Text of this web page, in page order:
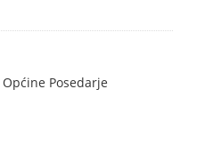
Posedarje